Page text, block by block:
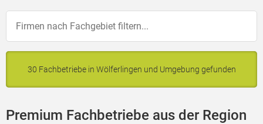
30 Fachbetriebe in Wölferlingen und Umgebung gefunden
Premium Fachbetriebe aus der Region